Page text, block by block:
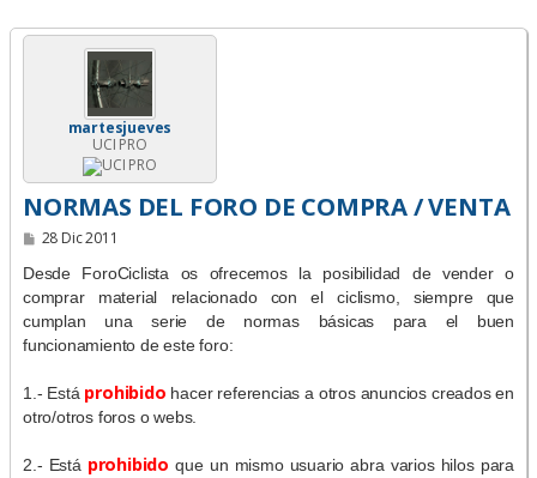
martesjueves
UCI PRO
NORMAS DEL FORO DE COMPRA / VENTA
M
n
a
j
28 Dic 2011
Desde ForoCiclista os ofrecemos la posibilidad de vender o
comprar material relacionado con el ciclismo, siempre que
cumplan una serie de normas básicas para el buen
funcionamiento de este foro:
1.- Está prohibido hacer referencias a otros anuncios creados en
otro/otros foros o webs.
2.- Está prohibidoque un mismo usuario abra varios hilos para